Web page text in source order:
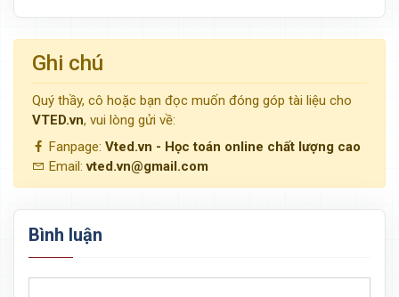
Ghi chú
Quý thầy, cô hoặc bạn đọc muốn đóng góp tài liệu cho
VTED.vn, vui lòng gửi về:
Fanpage: Vted.vn - Học toán online chất lượng cao
Email:vted.vn@gmail.com
Bình luận